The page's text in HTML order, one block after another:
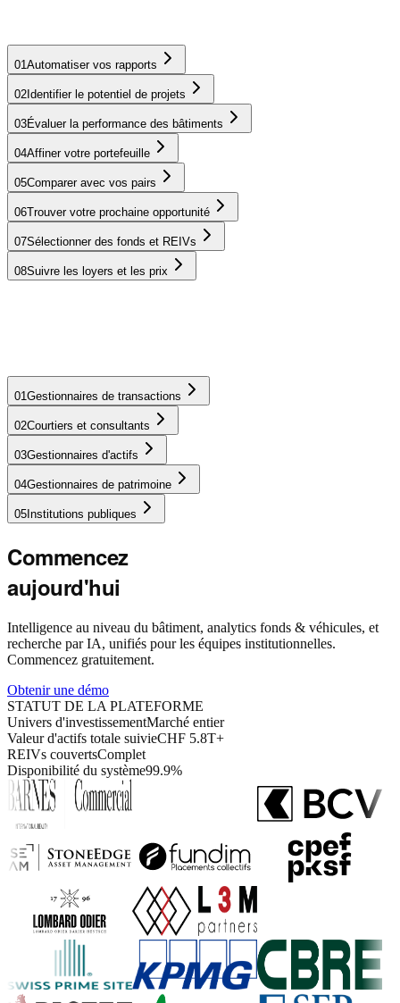
01Automatiser vos rapports
Remplacez le travail manuel sur tableur par des rapports automatisés
Learn more
02Identifier le potentiel de projets
03Évaluer la performance des bâtiments
04Affiner votre portefeuille
05Comparer avec vos pairs
06Trouver votre prochaine opportunité
07Sélectionner des fonds et REIVs
08Suivre les loyers et les prix
01Gestionnaires de transactions
Rationalisez la recherche d'opportunités, la due diligence et l'analyse
de portefeuille grâce à des données centralisées.
Learn more
02Courtiers et consultants
03Gestionnaires d'actifs
04Gestionnaires de patrimoine
05 Institutions publiques
Commencez
aujourd'hui
Intelligence au niveau du bâtiment, analytics fonds & véhicules, et
recherche par IA, unifiés pour les équipes institutionnelles.
Commencez gratuitement.
Obtenir une démo
STATUT DE LA PLATEFORME
Univers d'investissementMarché entier
Valeur d'actifs totale suivieCHF 5.8T+
REIVs couvertsComplet
Disponibilité du système99.9%